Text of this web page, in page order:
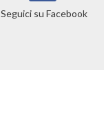
Seguici su Facebook